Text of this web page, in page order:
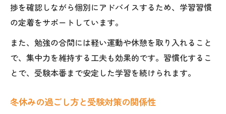
捗を確認しながら個別にアドバイスするため、学習習慣
の定着をサポートしています。
また、勉強の合間には軽い運動や休憩を取り入れること
で、集中力を維持する工夫も効果的です。習慣化するこ
とで、受験本番まで安定した学習を続けられます。
冬休みの過ごし方と受験対策の関係性